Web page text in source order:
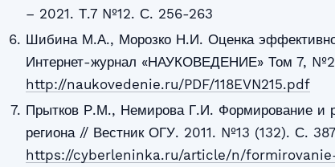
– 2021. Т.7 №12. С. 256-263
Шибина М.А., Морозко Н.И. Оценка
Интернет-журнал «НАУКОВЕДЕНИЕ» Том 7,
http://naukovedenie.ru/PDF/118EVN215.pdf
Прытков Р.М., Немирова Г.И. Формирование и
региона // Вестник ОГУ. 2011. №13 (132). С.
https://cyberleninka.ru/article/n/